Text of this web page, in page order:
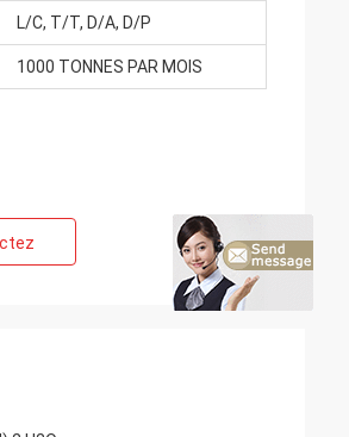
L/C, T/T, D/A, D/P
1000 TONNES PAR MOIS